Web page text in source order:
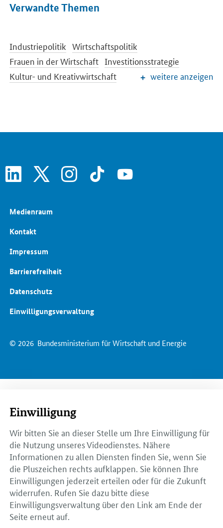
Verwandte Themen
Industriepolitik Wirtschaftspolitik
Frauen in der Wirtschaft Investitionsstrategie
Kultur- und Kreativwirtschaft
Wettbewerbspolitik Wirtschaftliche Entwicklung
weitere anzeigen
linkedin instagram tiktok youtube
© 2026 Bundesministerium für Wirtschaft und Energie
Medienraum
Kontakt
Impressum
Barrierefreiheit
Datenschutz
Einwilligungsverwaltung
Einwilligung
Wir bitten Sie an dieser Stelle um Ihre Einwilligung für
die Nutzung unseres Videodienstes. Nähere
Informationen zu allen Diensten finden Sie, wenn Sie
die Pluszeichen rechts aufklappen. Sie können Ihre
Einwilligungen jederzeit erteilen oder für die Zukunft
widerrufen. Rufen Sie dazu bitte diese
Einwilligungsverwaltung über den Link am Ende der
Seite erneut auf.